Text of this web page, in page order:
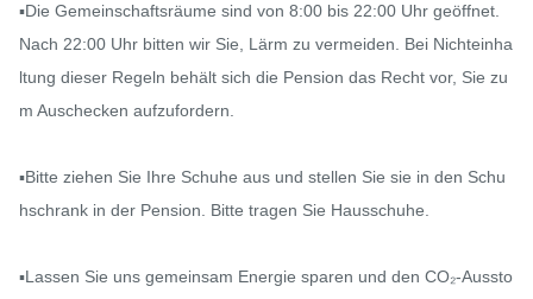
▪️Die Gemeinschaftsräume sind von 8:00 bis 22:00 Uhr geöffnet.
Nach 22:00 Uhr bitten wir Sie, Lärm zu vermeiden. Bei Nichteinha
ltung dieser Regeln behält sich die Pension das Recht vor, Sie zu
m Auschecken aufzufordern.
▪️Bitte ziehen Sie Ihre Schuhe aus und stellen Sie sie in den Schu
hschrank in der Pension. Bitte tragen Sie Hausschuhe.
▪️Lassen Sie uns gemeinsam Energie sparen und den CO₂-Aussto